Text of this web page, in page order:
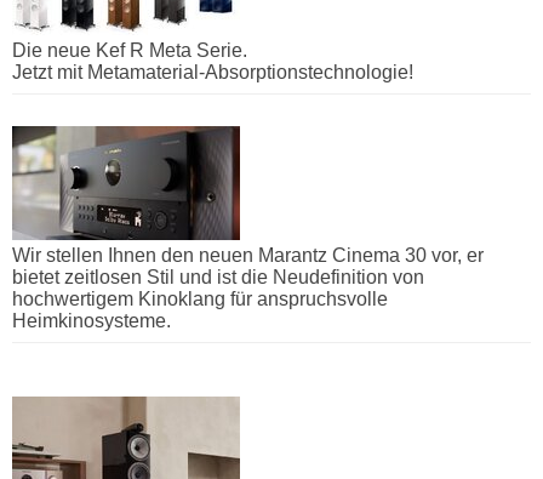
Die neue Kef R Meta Serie.
Jetzt mit Metamaterial-Absorptionstechnologie!
Wir stellen Ihnen den neuen Marantz Cinema 30 vor, er
bietet zeitlosen Stil und ist die Neudefinition von
hochwertigem Kinoklang für anspruchsvolle
Heimkinosysteme.